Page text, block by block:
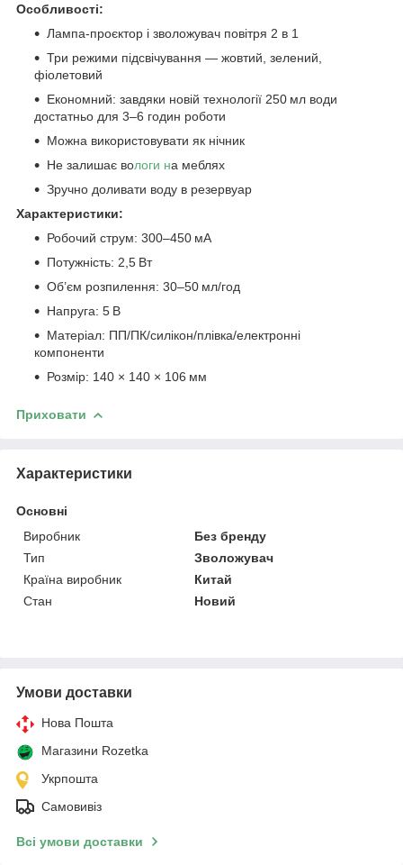
Особливості:
Лампа-проєктор і зволожувач повітря 2 в 1
Три режими підсвічування — жовтий, зелений,
фіолетовий
Економний: завдяки новій технології 250 мл води
достатньо для 3–6 годин роботи
Можна використовувати як нічник
Не залишає вологи на меблях
Зручно доливати воду в резервуар
Характеристики:
Робочий струм: 300–450 мА
Потужність: 2,5 Вт
Об’єм розпилення: 30–50 мл/год
Напруга: 5 В
Матеріал: ПП/ПК/силікон/плівка/електронні
компоненти
Розмір: 140 × 140 × 106 мм
Приховати
Характеристики
Основні
Виробник
Без бренду
Тип
Зволожувач
Країна виробник
Китай
Стан
Новий
Умови доставки
Нова Пошта
Магазини Rozetka
Укрпошта
Самовивіз
Всі умови доставки